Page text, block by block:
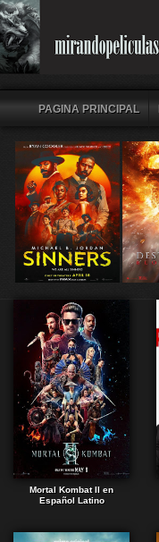
PAGINA PRINCIPAL
Mortal Kombat II en
Español Latino